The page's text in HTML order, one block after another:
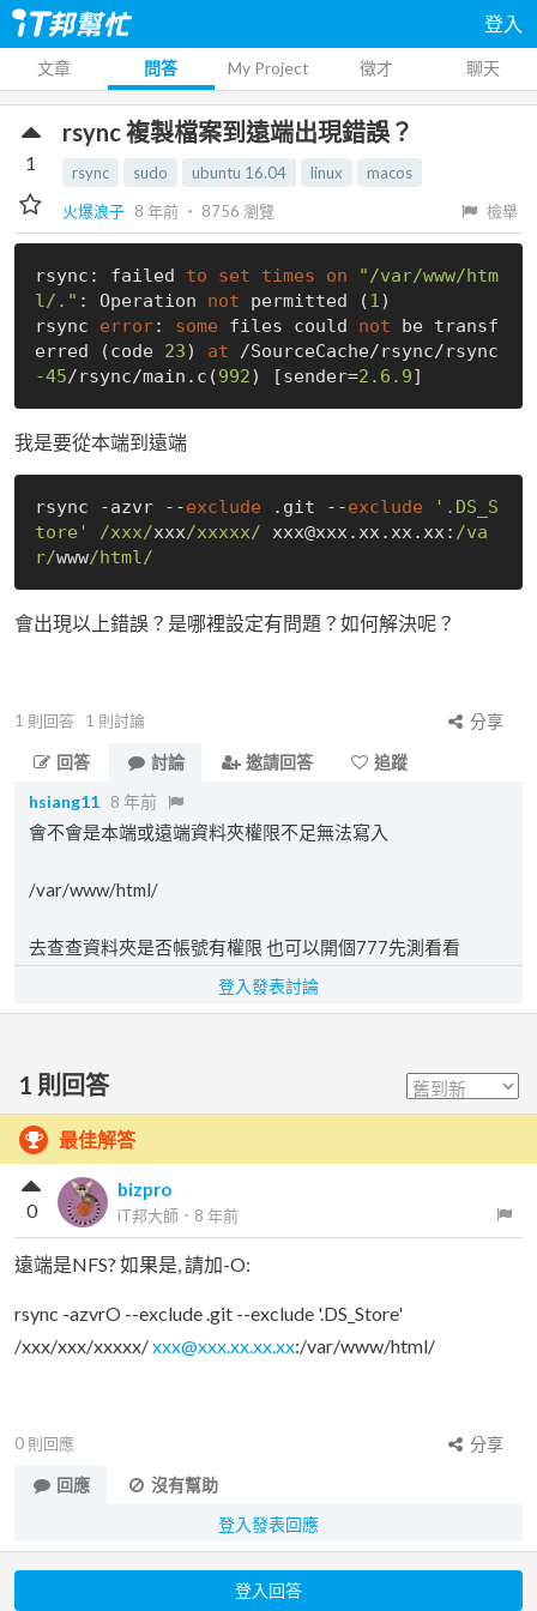
登入
文章 問答 My Project 徵才 聊天
rsync 複製檔案到遠端出現錯誤？
rsync sudo ubuntu 16.04 linux
macos
火爆浪子 8 年前 ‧ 8756 瀏覽 檢舉
1
rsync: failed to set times on
"/var/www/htm
l/." : Operation not permitted (1 )
rsync error: some files could not be transf
erred (code 23) at /SourceCache/rsync/rsync
-45/rsync/main.c(992) [sender=2.6 .9
我是要從本端到遠端
rsync -azvr --exclude .git --exclude
'.DS_S
tore'
/xxx/xxx/xxxxx/ xxx@xxx.xx.xx.xx: /va
r/www/html/
會出現以上錯誤？是哪裡設定有問題？如何解決呢？
1 則回答 1 則討論
分享
回答
討論 邀請回答
追蹤
hsiang11 8 年前
會不會是本端或遠端資料夾權限不足無法寫入
/var/www/html/
去查查資料夾是否帳號有權限 也可以開個777先測看看
登入發表討論
1 則回答
最佳解答
bizpro
iT邦大師 ． 8 年前
0
遠端是NFS? 如果是, 請加-O:
rsync -azvrO --exclude .git --exclude '.DS_Store'
/xxx/xxx/xxxxx/xxx@xxx.xx.xx.xx:/var/www/html/
0 則回應
分享
回應
沒有幫助
登入發表回應
登入回答